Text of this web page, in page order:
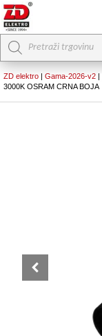
Products
search
ZD elektro | Gama-2026-v2 |
3000K OSRAM CRNA BOJA